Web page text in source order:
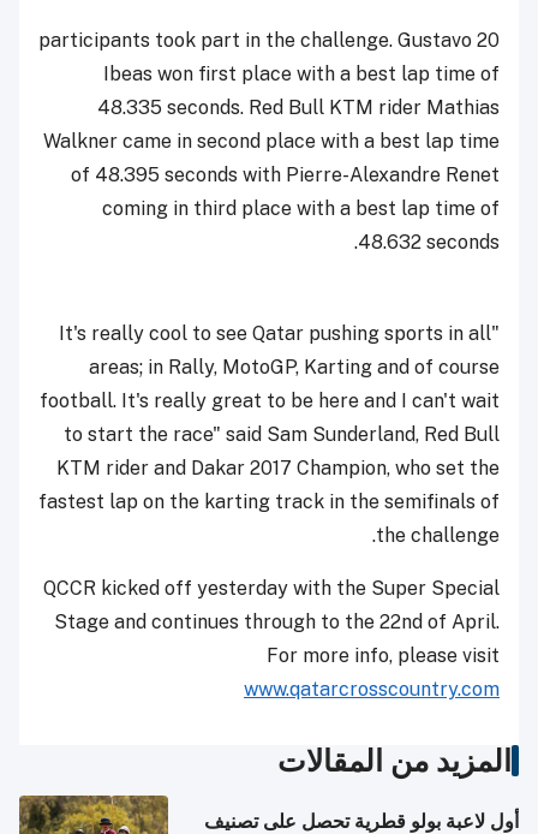
20 participants took part in the challenge. Gustavo
Ibeas won first place with a best lap time of
48.335 seconds. Red Bull KTM rider Mathias
Walkner came in second place with a best lap time
of 48.395 seconds with Pierre-Alexandre Renet
coming in third place with a best lap time of
48.632 seconds.
"It's really cool to see Qatar pushing sports in all
areas; in Rally, MotoGP, Karting and of course
football. It's really great to be here and I can't wait
to start the race" said Sam Sunderland, Red Bull
KTM rider and Dakar 2017 Champion, who set the
fastest lap on the karting track in the semifinals of
the challenge.
QCCR kicked off yesterday with the Super Special
Stage and continues through to the 22nd of April.
For more info, please visit
www.qatarcrosscountry.com
المزيد من المقالات
أول لاعبة بولو قطرية تحصل على تصنيف